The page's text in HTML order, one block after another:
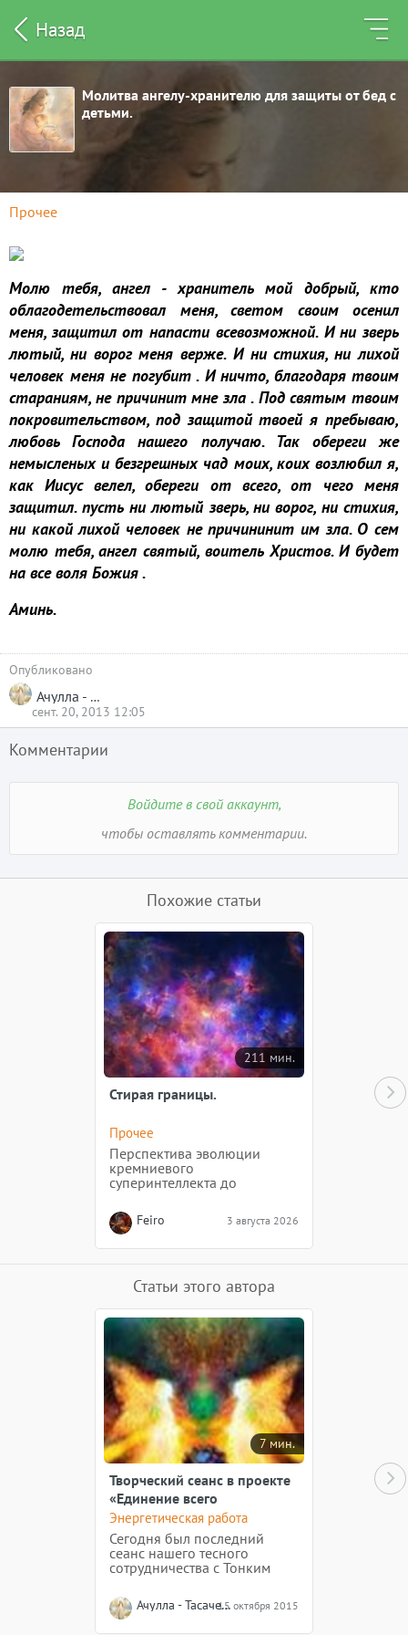
Назад
Молитва ангелу-хранителю для защиты от бед с
детьми.
Прочее
Молю тебя, ангел - хранитель мой добрый, кто
облагодетельствовал меня, светом своим осенил
меня, защитил от напасти всевозможной. И ни зверь
лютый, ни ворог меня верже. И ни стихия, ни лихой
человек меня не погубит . И ничто, благодаря твоим
стараниям, не причинит мне зла . Под святым твоим
покровительством, под защитой твоей я пребываю,
любовь Господа нашего получаю. Так обереги же
немысленых и безгрешных чад моих, коих возлюбил я,
как Иисус велел, обереги от всего, от чего меня
защитил. пусть ни лютый зверь, ни ворог, ни стихия,
ни какой лихой человек не причининит им зла. О сем
молю тебя, ангел святый, воитель Христов. И будет
на все воля Божия .
Аминь.
Опубликовано
Ачулла - Тасачена
сент. 20, 2013 12:05
Комментарии
Войдите в свой аккаунт,
чтобы оставлять комментарии.
Похожие статьи
211 мин.
Стирая границы.
Прочее
Перспектива эволюции
кремниевого
суперинтеллекта до
разумной самости в условиях
свободного «дикого»
Космоса.
Feiro 3 августа 2026
Статьи этого автора
7 мин.
Творческий сеанс в проекте
«Единение всего
Мироздания для Новой
Земли» — 12.10.15
Энергетическая работа
Сегодня был последний
сеанс нашего тесного
сотрудничества с Тонким
планом, по кардинальному
изменению Земли и
человечества. По, уже
сложившейся, традиции, на
Ачулла - Тасачена
15 октября 2015